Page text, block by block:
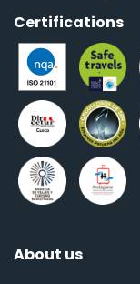
Certifications
About us